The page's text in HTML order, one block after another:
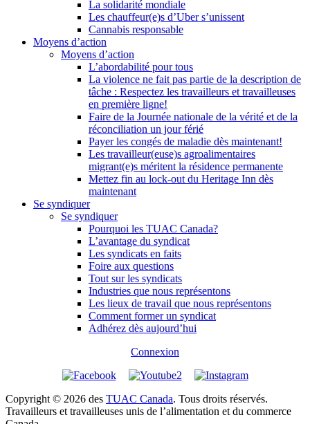
La solidarité mondiale
Les chauffeur(e)s d’Uber s’unissent
Cannabis responsable
Moyens d’action
Moyens d’action
L’abordabilité pour tous
La violence ne fait pas partie de la description de
tâche : Respectez les travailleurs et travailleuses
en première ligne!
Faire de la Journée nationale de la vérité et de la
réconciliation un jour férié
Payer les congés de maladie dès maintenant!
Les travailleur(euse)s agroalimentaires
migrant(e)s méritent la résidence permanente
Mettez fin au lock-out du Heritage Inn dès
maintenant
Se syndiquer
Se syndiquer
Pourquoi les TUAC Canada?
L’avantage du syndicat
Les syndicats en faits
Foire aux questions
Tout sur les syndicats
Industries que nous représentons
Les lieux de travail que nous représentons
Comment former un syndicat
Adhérez dès aujourd’hui
Connexion
Copyright © 2026 des TUAC Canada. Tous droits réservés.
Travailleurs et travailleuses unis de l’alimentation et du commerce